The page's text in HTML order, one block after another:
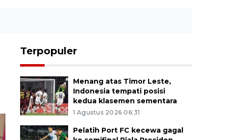
Terpopuler
Menang atas Timor Leste,
Indonesia tempati posisi
kedua klasemen sementara
1 Agustus 2026 06:31
Pelatih Port FC kecewa gagal